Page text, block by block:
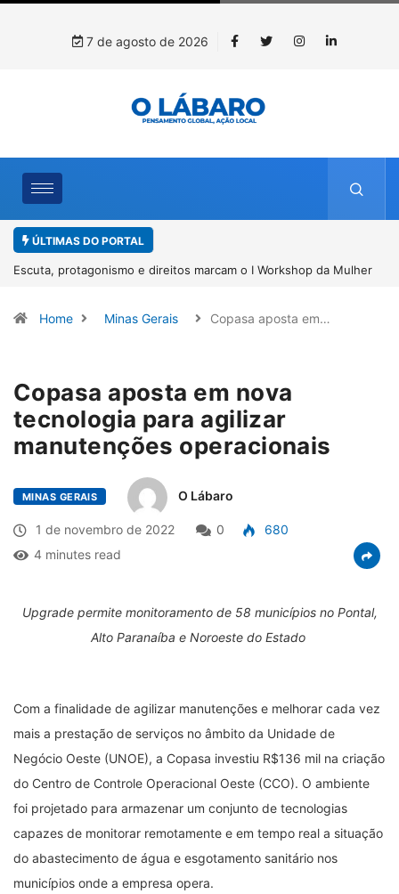
7 de agosto de 2026
ÚLTIMAS DO PORTAL
Conab inicia recebimento de documentos para solicitação do
Home Minas Gerais Copasa aposta em…
Copasa aposta em nova
tecnologia para agilizar
manutenções operacionais
MINAS GERAIS O Lábaro
1 de novembro de 2022 0
680
4 minutes read
Upgrade permite monitoramento de 58 municípios no Pontal,
Alto Paranaíba e Noroeste do Estado
Com a finalidade de agilizar manutenções e melhorar cada vez
mais a prestação de serviços no âmbito da Unidade de
Negócio Oeste (UNOE), a Copasa investiu R$136 mil na criação
do Centro de Controle Operacional Oeste (CCO). O ambiente
foi projetado para armazenar um conjunto de tecnologias
capazes de monitorar remotamente e em tempo real a situação
do abastecimento de água e esgotamento sanitário nos
municípios onde a empresa opera.